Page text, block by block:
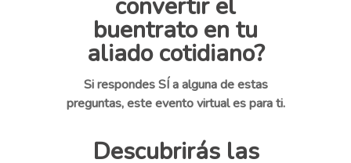
convertir el
buentrato en tu
aliado cotidiano?
Si respondesSÍ a alguna de estas
preguntas, este evento virtual es para ti.
Descubrirás las